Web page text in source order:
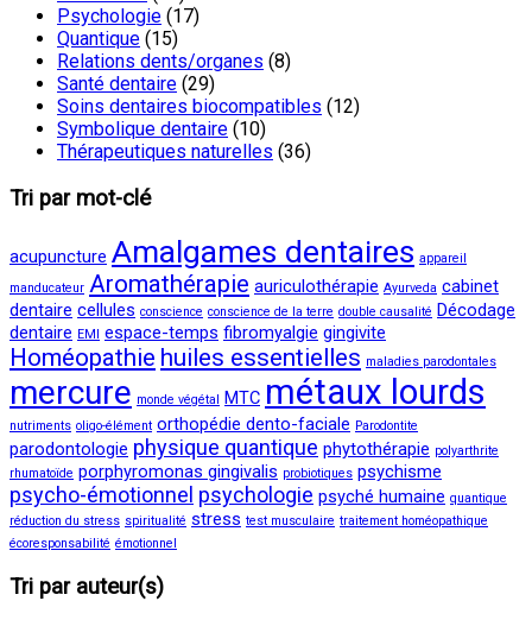
Psychologie (17)
Quantique (15)
Relations dents/organes (8)
Santé dentaire (29)
Soins dentaires biocompatibles (12)
Symbolique dentaire (10)
Thérapeutiques naturelles (36)
Tri par mot-clé
acupuncture Amalgames dentaires appareil
manducateur Aromathérapie auriculothérapie Ayurveda cabinet
dentaire cellules conscience conscience de la terre double causalité Décodage
dentaire EMI espace-temps fibromyalgie gingivite
Homéopathie huiles essentielles maladies parodontales
mercure monde végétal MTC métaux lourds
nutriments oligo-élément orthopédie dento-faciale Parodontite
parodontologie physique quantique phytothérapie polyarthrite
rhumatoïde porphyromonas gingivalis probiotiques psychisme
psycho-émotionnel psychologie psyché humaine quantique
réduction du stress spiritualité stress test musculaire traitement homéopathique
écoresponsabilité émotionnel
Tri par auteur(s)